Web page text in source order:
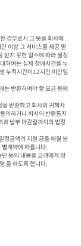
경우로서 그 뜻을 회사에
이상 그 서비스를 제공 받
받지 못한 일수에 따라 월정
하여는 실제 장애시간을 누
누적시간이12시간 미만일
는 반환하여야 할 요금 등에
반환하고 회사의 귀책사
의하거나 회사의 반환통지
납부 마감일까지의 법정
정금액의 지원 금을 매월 분
계약에 따릅니다.
등의 내용을 고객에게 성
을 하도록 합니다.